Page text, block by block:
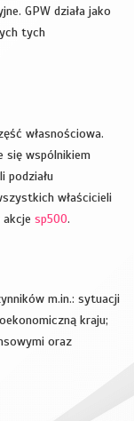
GPW działa jako
tych
własnościowa.
się wspólnikiem
podziału
właścicieli
sp500.
m.in.: sytuacji
kraju;
oraz